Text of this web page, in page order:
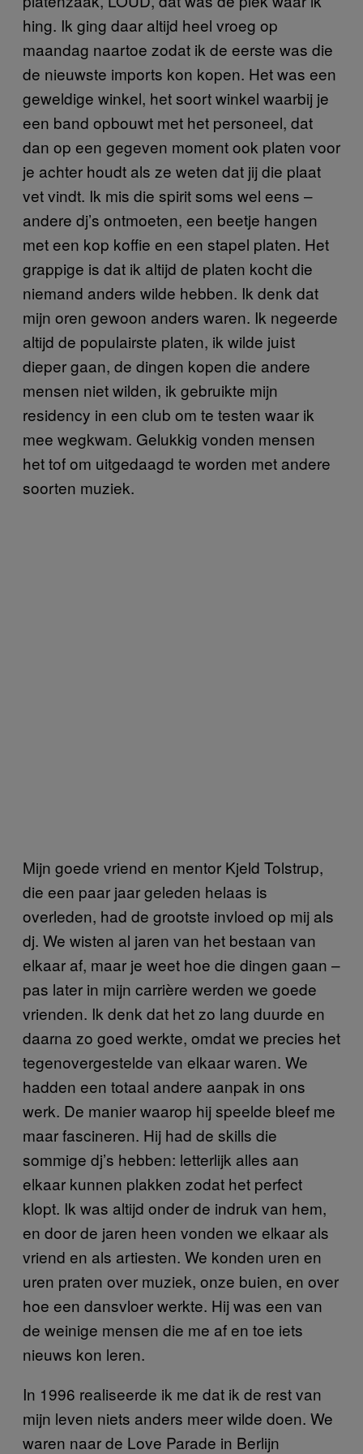
hing. Ik ging daar altijd heel vroeg op
maandag naartoe zodat ik de eerste was die
de nieuwste imports kon kopen. Het was een
geweldige winkel, het soort winkel waarbij je
een band opbouwt met het personeel, dat
dan op een gegeven moment ook platen voor
je achter houdt als ze weten dat jij die plaat
vet vindt. Ik mis die spirit soms wel eens –
andere dj’s ontmoeten, een beetje hangen
met een kop koffie en een stapel platen. Het
grappige is dat ik altijd de platen kocht die
niemand anders wilde hebben. Ik denk dat
mijn oren gewoon anders waren. Ik negeerde
altijd de populairste platen, ik wilde juist
dieper gaan, de dingen kopen die andere
mensen niet wilden, ik gebruikte mijn
residency in een club om te testen waar ik
mee wegkwam. Gelukkig vonden mensen
het tof om uitgedaagd te worden met andere
soorten muziek.
Mijn goede vriend en mentor Kjeld Tolstrup,
die een paar jaar geleden helaas is
overleden, had de grootste invloed op mij als
dj. We wisten al jaren van het bestaan van
elkaar af, maar je weet hoe die dingen gaan –
pas later in mijn carrière werden we goede
vrienden. Ik denk dat het zo lang duurde en
daarna zo goed werkte, omdat we precies het
tegenovergestelde van elkaar waren. We
hadden een totaal andere aanpak in ons
werk. De manier waarop hij speelde bleef me
maar fascineren. Hij had de skills die
sommige dj’s hebben: letterlijk alles aan
elkaar kunnen plakken zodat het perfect
klopt. Ik was altijd onder de indruk van hem,
en door de jaren heen vonden we elkaar als
vriend en als artiesten. We konden uren en
uren praten over muziek, onze buien, en over
hoe een dansvloer werkte. Hij was een van
de weinige mensen die me af en toe iets
nieuws kon leren.
In 1996 realiseerde ik me dat ik de rest van
mijn leven niets anders meer wilde doen. We
waren naar de Love Parade in Berlijn